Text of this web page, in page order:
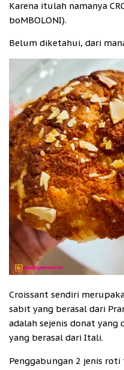
Karena itulah namanya
boMBOLONI).
Belum diketahui, dari
Croissant sendiri
sabit yang berasal dari
adalah sejenis donat
yang berasal dari Itali.
Penggabungan 2 jenis